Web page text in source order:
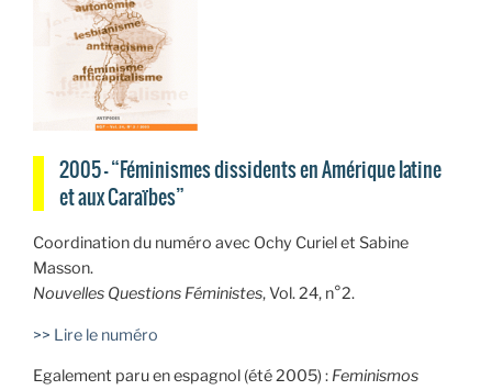
2005 — “Féminismes dissidents en Amérique latine
et aux Caraïbes”
Coordination du numéro avec Ochy Curiel et Sabine
Masson.
Nouvelles Questions Féministes, Vol. 24, n°2.
>> Lire le numéro
Egalement paru en espagnol (été 2005) : Feminismos